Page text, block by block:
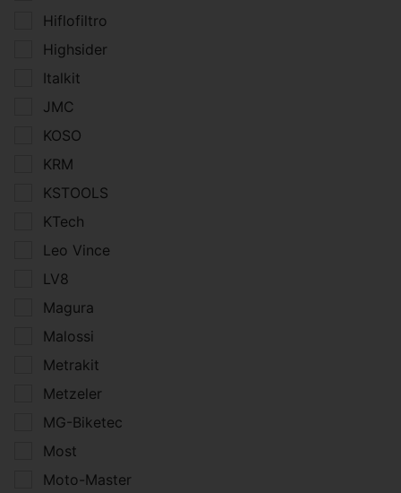
Hiflofiltro
Highsider
Italkit
JMC
KOSO
KRM
KSTOOLS
KTech
Leo Vince
LV8
Magura
Malossi
Metrakit
Metzeler
MG-Biketec
Most
Moto-Master